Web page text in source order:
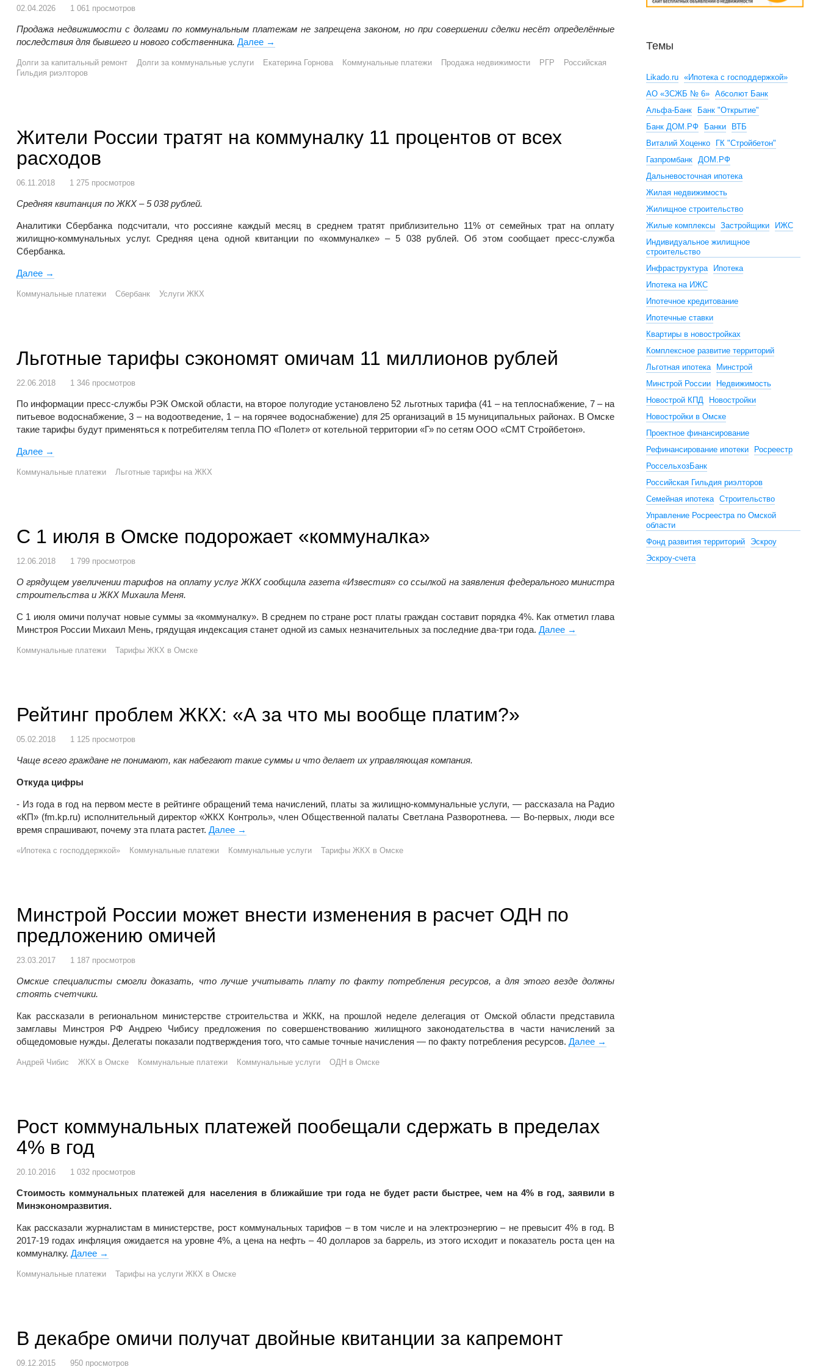
02.04.2026 1 061 просмотров
Продажа недвижимости с долгами по коммунальным платежам не запрещена законом, но при совершении сделки несёт определённые
последствия для бывшего и нового собственника. Далее Продажа недвижимости с долгами по коммунальным платежам
→
Долги за капитальный ремонт Долги за коммунальные услуги Екатерина Горнова Коммунальные платежи Продажа недвижимости РГР
Российская
Гильдия риэлторов
Жители России тратят на коммуналку 11 процентов от всех
расходов
06.11.2018 1 275 просмотров
Средняя квитанция по ЖКХ – 5 038 рублей.
Аналитики Сбербанка подсчитали, что россияне каждый месяц в среднем тратят приблизительно 11% от семейных трат на оплату
жилищно-коммунальных услуг. Средняя цена одной квитанции по «коммуналке» – 5 038 рублей. Об этом сообщает пресс-служба
Сбербанка.
Далее Жители России тратят на коммуналку 11 процентов от всех расходов
→
Коммунальные платежи Сбербанк Услуги ЖКХ
Льготные тарифы сэкономят омичам 11 миллионов рублей
22.06.2018 1 346 просмотров
По информации пресс-службы РЭК Омской области, на второе полугодие установлено 52 льготных тарифа (41 – на теплоснабжение, 7 – на
питьевое водоснабжение, 3 – на водоотведение, 1 – на горячее водоснабжение) для 25 организаций в 15 муниципальных районах. В Омске
такие тарифы будут применяться к потребителям тепла ПО «Полет» от котельной территории «Г» по сетям ООО «СМТ Стройбетон».
Далее Льготные тарифы сэкономят омичам 11 миллионов рублей
→
Коммунальные платежи Льготные тарифы на ЖКХ
С 1 июля в Омске подорожает «коммуналка»
12.06.2018 1 799 просмотров
О грядущем увеличении тарифов на оплату услуг ЖКХ сообщила газета «Известия» со ссылкой на заявления федерального министра
строительства и ЖКХ Михаила Меня.
С 1 июля омичи получат новые суммы за «коммуналку». В среднем по стране рост платы граждан составит порядка 4%. Как отметил глава
Минстроя России Михаил Мень, грядущая индексация станет одной из самых незначительных за последние два-три года. Далее С 1 июля в Омске подорожает «коммуналка»
→
Коммунальные платежи Тарифы ЖКХ в Омске
Рейтинг проблем ЖКХ: «А за что мы вообще платим?»
05.02.2018 1 125 просмотров
Чаще всего граждане не понимают, как набегают такие суммы и что делает их управляющая компания.
Откуда цифры
- Из года в год на первом месте в рейтинге обращений тема начислений, платы за жилищно-коммунальные услуги, — рассказала на Радио
«КП» (fm.kp.ru) исполнительный директор «ЖКХ Контроль», член Общественной палаты Светлана Разворотнева. — Во-первых, люди все
время спрашивают, почему эта плата растет. Далее Рейтинг проблем ЖКХ: «А за что мы вообще платим?»
→
«Ипотека с господдержкой» Коммунальные платежи Коммунальные услуги Тарифы ЖКХ в Омске
Минстрой России может внести изменения в расчет ОДН по
предложению омичей
23.03.2017 1 187 просмотров
Омские специалисты смогли доказать, что лучше учитывать плату по факту потребления ресурсов, а для этого везде должны
стоять счетчики.
Как рассказали в региональном министерстве строительства и ЖКК, на прошлой неделе делегация от Омской области представила
замглавы Минстроя РФ Андрею Чибису предложения по совершенствованию жилищного законодательства в части начислений за
общедомовые нужды. Делегаты показали подтверждения того, что самые точные начисления — по факту потребления ресурсов. Далее Минстрой России может внести изменения в
→
Андрей Чибис ЖКХ в Омске Коммунальные платежи Коммунальные услуги ОДН в Омске
Рост коммунальных платежей пообещали сдержать в пределах
4% в год
20.10.2016 1 032 просмотров
Стоимость коммунальных платежей для населения в ближайшие три года не будет расти быстрее, чем на 4% в год, заявили в
Минэкономразвития.
Как рассказали журналистам в министерстве, рост коммунальных тарифов – в том числе и на электроэнергию – не превысит 4% в год. В
2017-19 годах инфляция ожидается на уровне 4%, а цена на нефть – 40 долларов за баррель, из этого исходит и показатель роста цен на
коммуналку. Далее Рост коммунальных платежей пообещали сдержать в пределах 4% в год
→
Коммунальные платежи Тарифы на услуги ЖКХ в Омске
В декабре омичи получат двойные квитанции за капремонт
09.12.2015 950 просмотров
Темы
Likado.ru
«Ипотека с господдержкой»
АО «ЗСЖБ № 6»
Абсолют Банк
Альфа-Банк
Банк "Открытие"
Банк ДОМ.РФ
Банки
ВТБ
Виталий Хоценко
ГК "Стройбетон"
Газпромбанк
ДОМ.РФ
Дальневосточная ипотека
Жилая недвижимость
Жилищное строительство
Жилые комплексы
Застройщики
ИЖС
Индивидуальное жилищное
строительство
Инфраструктура
Ипотека
Ипотека на ИЖС
Ипотечное кредитование
Ипотечные ставки
Квартиры в новостройках
Комплексное развитие территорий
Льготная ипотека
Минстрой
Минстрой России
Недвижимость
Новострой КПД
Новостройки
Новостройки в Омске
Проектное финансирование
Рефинансирование ипотеки
Росреестр
РоссельхозБанк
Российская Гильдия риэлторов
Семейная ипотека Строительство
Управление Росреестра по Омской
области
Фонд развития территорий
Эскроу
Эскроу-счета